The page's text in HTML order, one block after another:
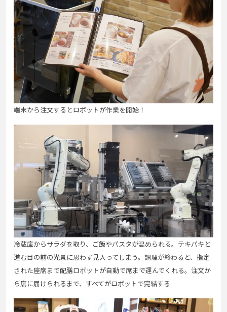
端末から注文するとロボットが作業を開始！
冷蔵庫からサラダを取り、ご飯やパスタが温められる。テキパキと
進む目の前の光景に思わず見入ってしまう。調理が終わると、指定
された座席まで配膳ロボットが自動で席まで運んでくれる。注文か
ら席に届けられるまで、すべてがロボットで完結する